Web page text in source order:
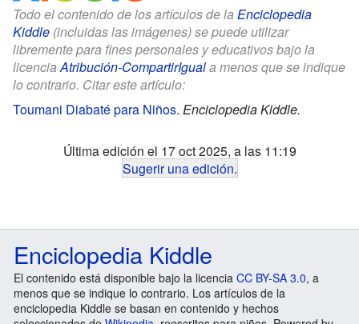
Todo el contenido de los artículos de la Enciclopedia
Kiddle (incluidas las imágenes) se puede utilizar
libremente para fines personales y educativos bajo la
licenciaAtribución-CompartirIguala menos que se indique
lo contrario. Citar este artículo:
Toumani Diabaté para Niños. Enciclopedia Kiddle.
Última edición el 17 oct 2025, a las 11:19
Sugerir una edición.
Enciclopedia Kiddle
El contenido está disponible bajo la licencia CC BY-SA 3.0, a
menos que se indique lo contrario. Los artículos de la
enciclopedia Kiddle se basan en contenido y hechos